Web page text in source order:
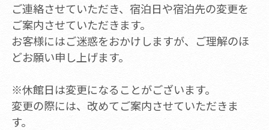
ご連絡させていただき、宿泊日や宿泊先の変更を
ご案内させていただきます。
お客様にはご迷惑をおかけしますが、ご理解のほ
どお願い申し上げます。
※休館日は変更になることがございます。
変更の際には、改めてご案内させていただきま
す。